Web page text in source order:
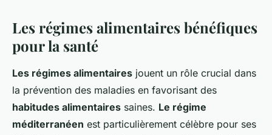
Les régimes alimentaires bénéfiques
pour la santé
Les régimes alimentaires jouent un rôle crucial dans
la prévention des maladies en favorisant des
habitudes alimentaires saines. Le régime
méditerranéen est particulièrement célèbre pour ses